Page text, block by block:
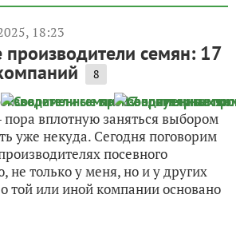
18:23
семян: 17
8
пора вплотную заняться выбором
уже некуда. Сегодня поговорим
посевного
не только у меня, но и у других
той или иной компании основано